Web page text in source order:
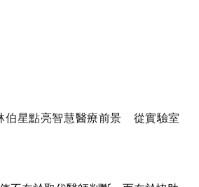
伯星點亮智慧醫療前景 從實驗室